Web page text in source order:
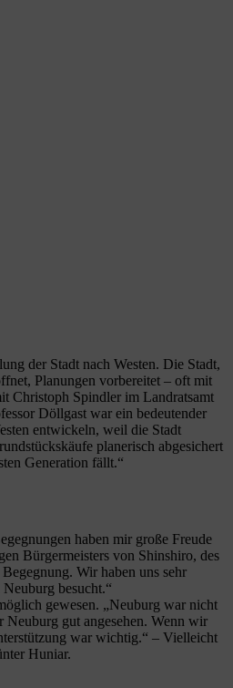
der Stadt nach Westen. Die Stadt,
Planungen vorbereitet – oft mit
Christoph Spindler im Landratsamt
Döllgast war ein bedeutender
entwickeln, weil die Stadt
planerisch abgesichert
Generation fällt.“
haben mir große Freude
Bürgermeisters von Shinshiro, des
Wir haben uns sehr
besucht.“
gewesen. „Neuburg war nicht
gut angesehen. Wenn wir
war wichtig.“ – Vielleicht
Huniar.